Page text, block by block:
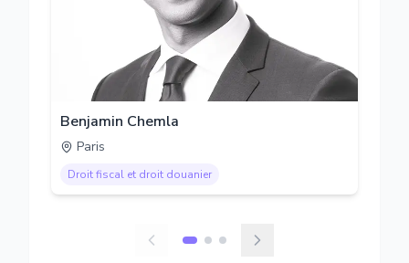
Benjamin Chemla
Paris
Droit fiscal et droit douanier